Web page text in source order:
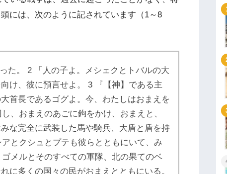
には、次のように記されています（1～8
た。 2 「人の子よ。メシェクとトバルの大
け、彼に預言せよ。 3 『【神】である主
首長であるゴグよ。今、わたしはおまえを
、おまえのあごに鉤をかけ、おまえと、
な完全に武装した馬や騎兵、大盾と盾を持
とクシュとプテも彼らとともにいて、み
メルとそのすべての軍隊、北の果てのベ
に多くの国々の民がおまえとともにいる。